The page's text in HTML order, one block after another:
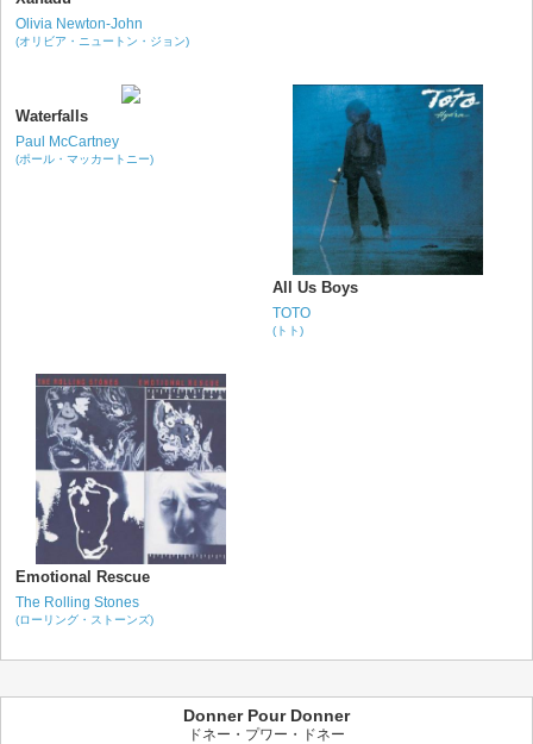
Olivia Newton-John
(オリビア・ニュートン・ジョン)
Waterfalls
Paul McCartney
(ポール・マッカートニー)
All Us Boys
TOTO
(トト)
Emotional Rescue
The Rolling Stones
(ローリング・ストーンズ)
Donner Pour Donner
ドネー・プワー・ドネー